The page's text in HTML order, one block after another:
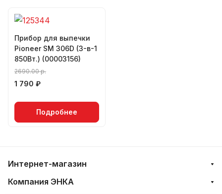
Прибор для выпечки
Pioneer SM 306D (3-в-1
850Вт.) (00003156)
2690.00 р.
1 790 ₽
Подробнее
Интернет-магазин
Компания ЭНКА